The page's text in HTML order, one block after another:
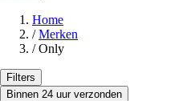
Home
/ Merken
/ Only
Filters
Binnen 24 uur verzonden